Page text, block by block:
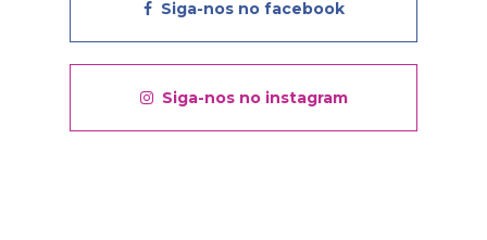
Siga-nos no facebook
Siga-nos no instagram